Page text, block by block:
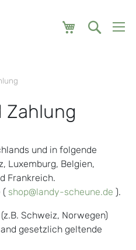
Mein
Zahlung
und in folgende
Luxemburg, Belgien,
Frankreich.
( shop@landy-scheune.de ).
Schweiz, Norwegen)
gesetzlich geltende